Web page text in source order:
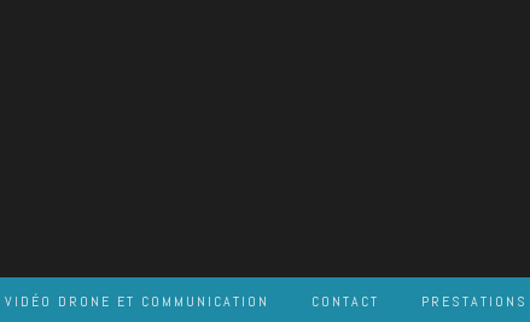
VIDÉO DRONE ET COMMUNICATION CONTACT PRESTATIONS